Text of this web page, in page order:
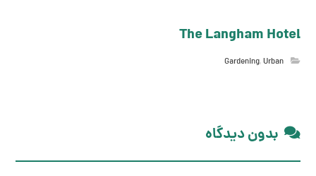
The Langham Hotel
Gardening,Urban
بدون دیدگاه